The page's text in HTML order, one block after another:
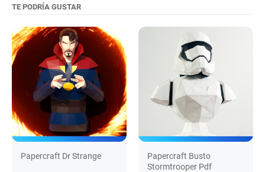
TE PODRÍA GUSTAR
Papercraft Dr Strange
Papercraft Busto
Stormtrooper Pdf